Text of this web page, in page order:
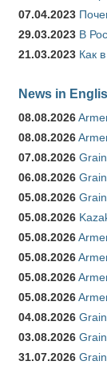
07.04.2023
29.03.2023 В
21.03.2023 Как
News in
08.08.2026
08.08.2026
07.08.2026
06.08.2026
05.08.2026
05.08.2026
05.08.2026
05.08.2026
05.08.2026
05.08.2026
04.08.2026
03.08.2026
31.07.2026